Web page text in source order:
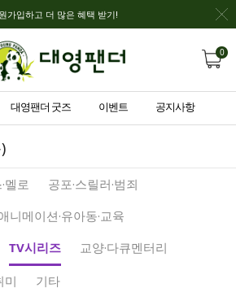
가입하고 더 많은 혜택 받기!
0
대영팬더 굿즈 이벤트 공지사항
멜로
공포·스릴러·범죄
니메이션·유아동·교육
TV시리즈 교양·다큐멘터리
미
기타